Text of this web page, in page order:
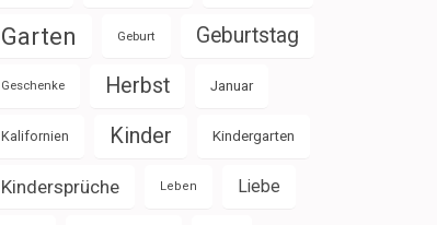
Garten Geburt Geburtstag
Geschenke Herbst Januar
Kalifornien Kinder Kindergarten
Kindersprüche Leben Liebe